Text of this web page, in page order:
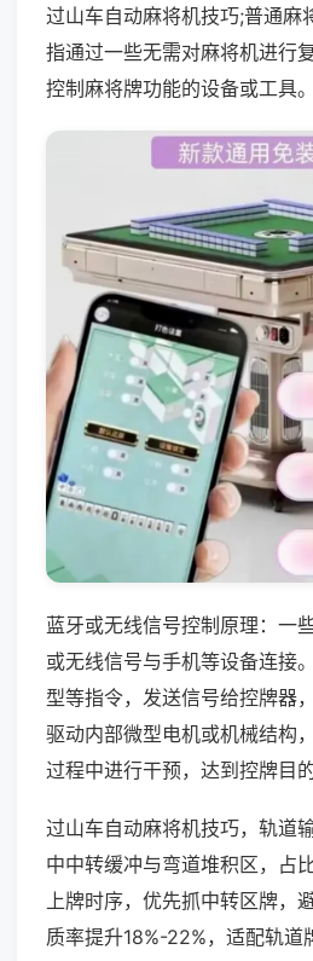
过山车自动麻将机技巧;普通麻
指通过一些无需对麻将机进行
控制麻将牌功能的设备或工具。
蓝牙或无线信号控制原理：一
或无线信号与手机等设备连接
型等指令，发送信号给控牌器
驱动内部微型电机或机械结构
过程中进行干预，达到控牌目的
过山车自动麻将机技巧，轨道
中中转缓冲与弯道堆积区，占
上牌时序，优先抓中转区牌，
质率提升18%-22%，适配轨道